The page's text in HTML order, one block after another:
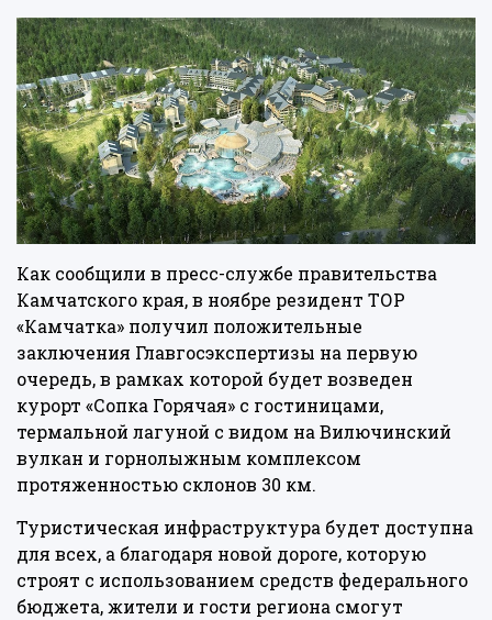
Как сообщили в пресс-службе правительства
Камчатского края, в ноябре резидент ТОР
«Камчатка» получил положительные
заключения Главгосэкспертизы на первую
очередь, в рамках которой будет возведен
курорт «Сопка Горячая» с гостиницами,
термальной лагуной с видом на Вилючинский
вулкан и горнолыжным комплексом
протяженностью склонов 30 км.
Туристическая инфраструктура будет доступна
для всех, а благодаря новой дороге, которую
строят с использованием средств федерального
бюджета, жители и гости региона смогут